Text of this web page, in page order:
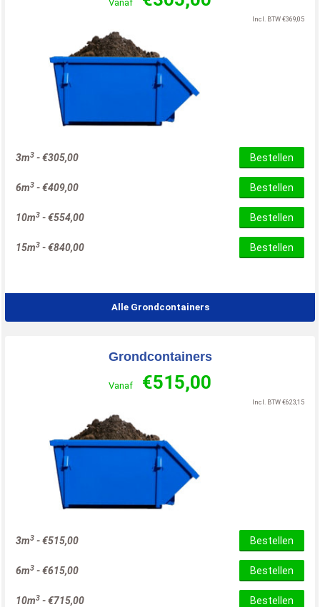
Vanaf
Incl. BTW €369,05
3m3 -€305,00 Bestellen
6m3 -€409,00 Bestellen
10m3 -€554,00 Bestellen
15m3 -€840,00 Bestellen
Alle Grondcontainers
Grondcontainers
Vanaf €515,00
Incl. BTW €623,15
3m3 -€515,00 Bestellen
6m3 -€615,00 Bestellen
10m3 -€715,00 Bestellen